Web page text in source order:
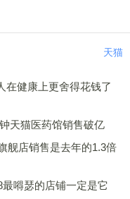
天猫
在健康上更舍得花钱了
天猫医药馆销售破亿
舰店销售是去年的1.3倍
嘚瑟的店铺一定是它